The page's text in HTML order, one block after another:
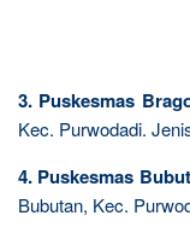
3. Puskesmas
Kec. Purwodadi.
4. Puskesmas
Bubutan, Kec.